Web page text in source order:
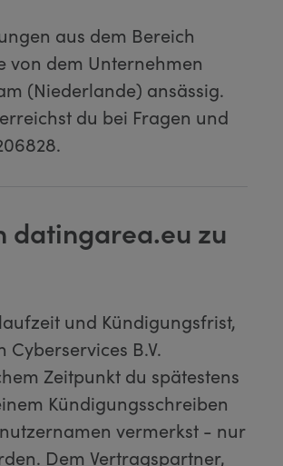
aus dem Bereich
von dem Unternehmen
(Niederlande) ansässig.
du bei Fragen und
datingarea.eu zu
und Kündigungsfrist,
B.V.
Zeitpunkt du spätestens
Kündigungsschreiben
vermerkst - nur
Dem Vertragspartner,